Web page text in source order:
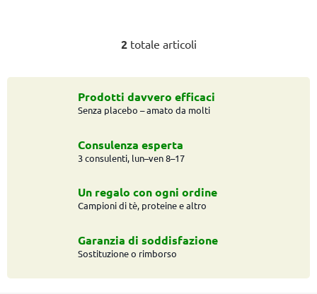
C
n
t
r
l
l
d
e
l
'
l
2 totale articoli
Prodotti davvero efficaci
Senza placebo – amato da molti
Consulenza esperta
3 consulenti, lun–ven 8–17
Un regalo con ogni ordine
Campioni di tè, proteine e altro
Garanzia di soddisfazione
Sostituzione o rimborso